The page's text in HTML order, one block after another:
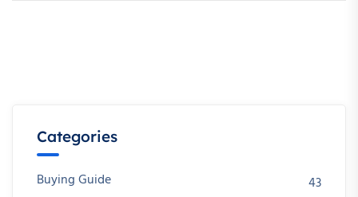
Categories
Buying Guide
43